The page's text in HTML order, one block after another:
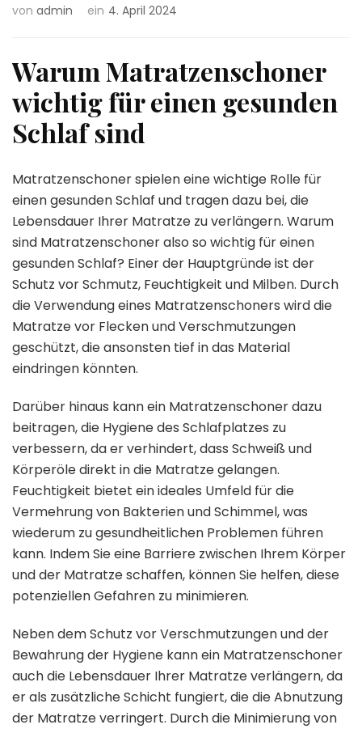
von admin ein 4. April 2024
Warum Matratzenschoner
wichtig für einen gesunden
Schlaf sind
Matratzenschoner spielen eine wichtige Rolle für
einen gesunden Schlaf und tragen dazu bei, die
Lebensdauer Ihrer Matratze zu verlängern. Warum
sind Matratzenschoner also so wichtig für einen
gesunden Schlaf? Einer der Hauptgründe ist der
Schutz vor Schmutz, Feuchtigkeit und Milben. Durch
die Verwendung eines Matratzenschoners wird die
Matratze vor Flecken und Verschmutzungen
geschützt, die ansonsten tief in das Material
eindringen könnten.
Darüber hinaus kann ein Matratzenschoner dazu
beitragen, die Hygiene des Schlafplatzes zu
verbessern, da er verhindert, dass Schweiß und
Körperöle direkt in die Matratze gelangen.
Feuchtigkeit bietet ein ideales Umfeld für die
Vermehrung von Bakterien und Schimmel, was
wiederum zu gesundheitlichen Problemen führen
kann. Indem Sie eine Barriere zwischen Ihrem Körper
und der Matratze schaffen, können Sie helfen, diese
potenziellen Gefahren zu minimieren.
Neben dem Schutz vor Verschmutzungen und der
Bewahrung der Hygiene kann ein Matratzenschoner
auch die Lebensdauer Ihrer Matratze verlängern, da
er als zusätzliche Schicht fungiert, die die Abnutzung
der Matratze verringert. Durch die Minimierung von